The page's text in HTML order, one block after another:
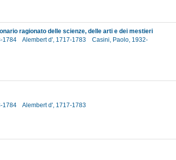
ragionato delle scienze, delle arti e dei mestieri
1784
Alembert d', 1717-1783
Casini, Paolo, 1932-
1784
Alembert d', 1717-1783